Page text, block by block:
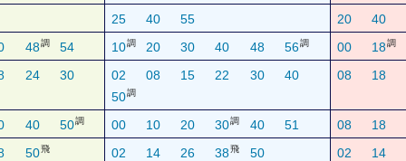
25 40 55 20
40
48調 54 10調 20 30 40 48 56調 00 18調
24 30 02 08 15 22 30
40
50調
08 18
40 50調 00 10 20 30調 40 51 08
18
50飛 02 14 26 38飛 50 02
14